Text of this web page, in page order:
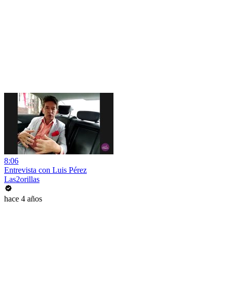
8:06
Entrevista con Luis Pérez
Las2orillas
hace 4 años